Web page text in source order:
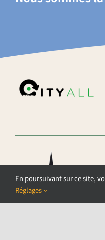
En poursuivant sur ce site,
Réglages